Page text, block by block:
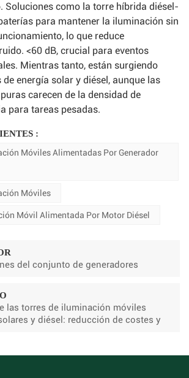
Soluciones como la torre híbrida diésel-
para mantener la iluminación sin
lo que reduce
<60 dB, crucial para eventos
Mientras tanto, están surgiendo
energía solar y diésel, aunque las
carecen de la densidad de
para tareas pesadas.
:
Móviles Alimentadas Por Generador
Móviles
Móvil Alimentada Por Motor Diésel
del conjunto de generadores
las torres de iluminación móviles
y diésel: reducción de costes y